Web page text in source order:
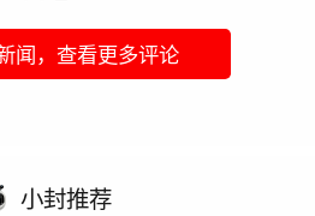
闻，查看更多评论
小封推荐